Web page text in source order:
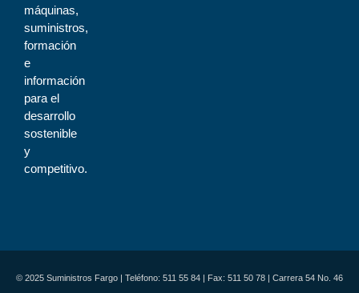
máquinas,
suministros,
formación
e
información
para el
desarrollo
sostenible
y
competitivo.
© 2025 Suministros Fargo | Teléfono: 511 55 84 | Fax: 511 50 78 | Carrera 54 No. 46